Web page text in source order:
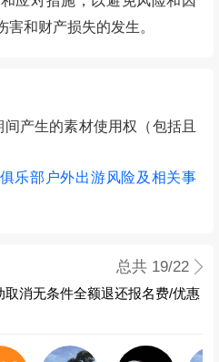
、着登山鞋/徒步鞋、登山杖
头巾、垃圾袋、保温杯、个
具等
悉！可带少量现金备用
量补给
括但不限于：